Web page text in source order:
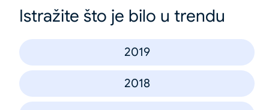
Istražite što je bilo u trendu
2019
2018